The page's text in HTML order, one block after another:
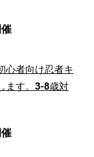
心者向け忍者キ
ます。3-8歳対